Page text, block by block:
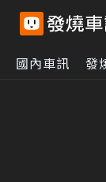
國內車訊 發